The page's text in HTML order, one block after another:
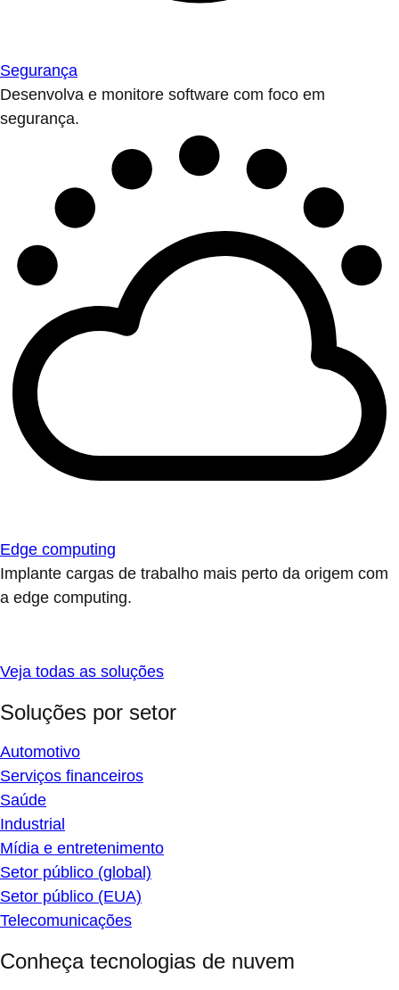
Segurança
Desenvolva e monitore software com foco em
segurança.
Edge computing
Implante cargas de trabalho mais perto da origem com
a edge computing.
Veja todas as soluções
Soluções por setor
Automotivo
Serviços financeiros
Saúde
Industrial
Mídia e entretenimento
Setor público (global)
Setor público (EUA)
Telecomunicações
Conheça tecnologias de nuvem